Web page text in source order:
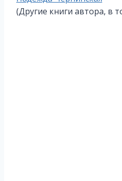
записи:
(Другие книги автора, в